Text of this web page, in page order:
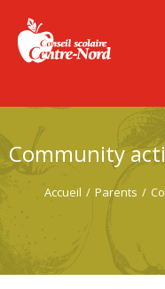
Community
Accueil / Parents /